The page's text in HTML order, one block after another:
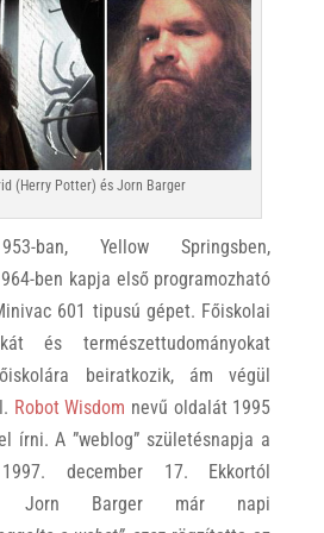
(Herry Potter) és Jorn Barger
ban, Yellow Springsben,
ben kapja első programozható
601 tipusú gépet. Főiskolai
és természettudományokat
beiratkozik, ám végül
Robot Wisdom nevű oldalát 1995
írni. A ”weblog” születésnapja a
december 17. Ekkortól
Jorn Barger már napi